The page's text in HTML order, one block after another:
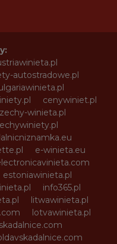
autostradowe.pl
cenywiniet.pl
winieta.pl
e-winieta.eu
estoniawinieta.pl
info365.pl
litwawinieta.pl
lotvawinieta.pl